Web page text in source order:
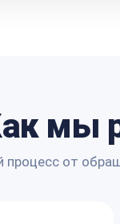
мы
процесс от